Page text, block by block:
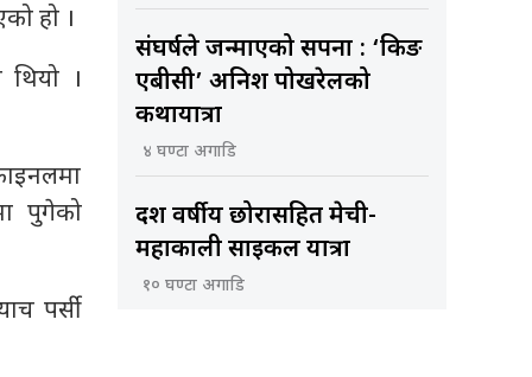
हो ।
।
पुगेको
पर्सी
संघर्षले जन्माएको सपना : ‘किङ
एबीसी’ अनिश पोखरेलको
कथायात्रा
४ घण्टा अगाडि
दश वर्षीय छोरासहित मेची-
महाकाली साइकल यात्रा
१० घण्टा अगाडि